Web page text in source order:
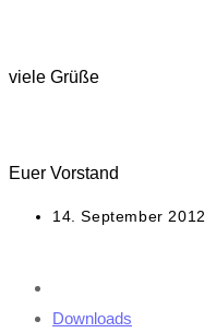
viele Grüße
Euer Vorstand
Beitrag
14. September 2012
Downloads